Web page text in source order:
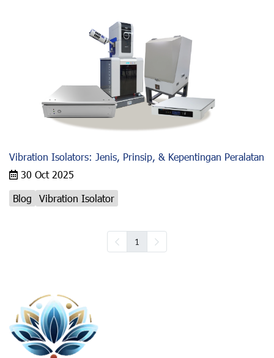
Vibration Isolators: Jenis, Prinsip, & Kepentingan Peralatan
30 Oct 2025
Blog
Vibration Isolator
1